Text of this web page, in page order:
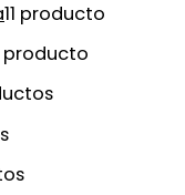
11 producto
producto